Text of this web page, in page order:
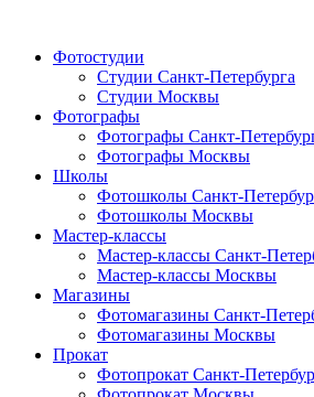
Фотостудии
Студии Санкт-Петербурга
Студии Москвы
Фотографы
Фотографы Санкт-
Фотографы Москвы
Школы
Фотошколы Санкт-
Фотошколы Москвы
Мастер-классы
Мастер-классы Санкт-
Мастер-классы Москвы
Магазины
Фотомагазины Санкт-
Фотомагазины Москвы
Прокат
Фотопрокат Санкт-